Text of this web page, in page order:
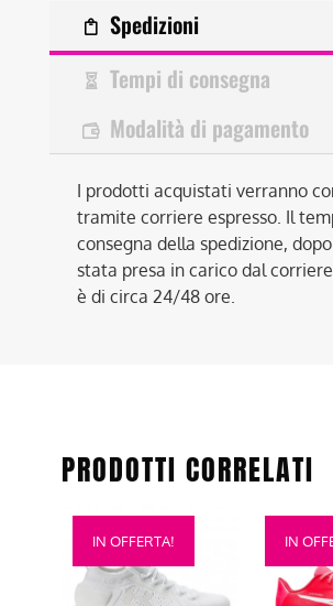
Spedizioni
Tempi di consegna
Modalità di pagamento
I prodotti acquistati verranno
tramite corriere espresso. Il
consegna della spedizione,
stata presa in carico dal
è di circa 24/48 ore.
PRODOTTI CORRELATI
IN OFFERTA!
Questo
prodotto
IN
Questo
prodotto